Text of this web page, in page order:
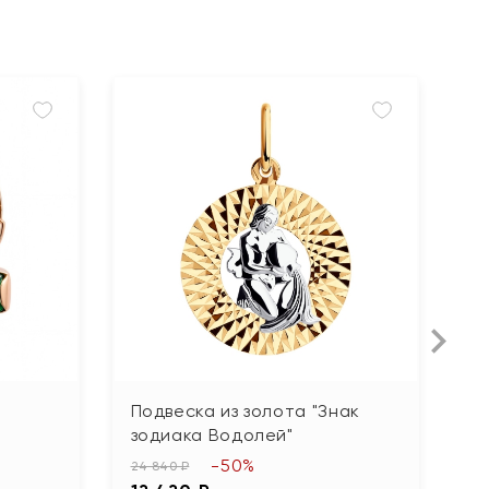
Подвеска из золота "Знак
зодиака Водолей"
24 840 ₽ -50%